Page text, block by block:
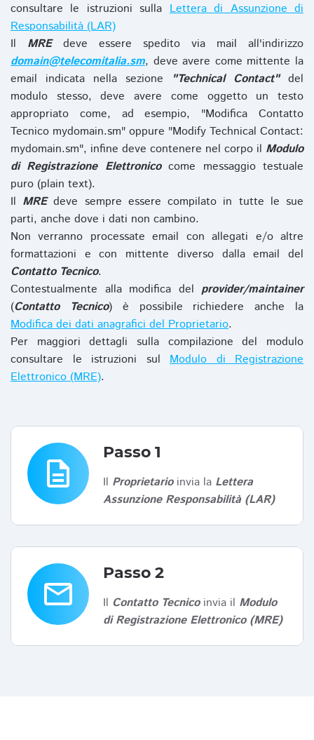
consultare le istruzioni sullaLettera di Assunzione di
Responsabilità (LAR)
Il MREdeve essere spedito via mail all'indirizzo
domain@telecomitalia.sm, deve avere come mittente la
email indicata nella sezione
"Technical Contact"del
modulo stesso, deve avere come oggetto un testo
appropriato come, ad esempio, "Modifica Contatto
Tecnico mydomain.sm" oppure "Modify Technical Contact:
mydomain.sm", infine deve contenere nel corpo il Modulo
di Registrazione Elettronicocome messaggio testuale
puro (plain text).
Il MREdeve sempre essere compilato in tutte le sue
parti, anche dove i dati non cambino.
Non verranno processate email con allegati e/o altre
formattazioni e con mittente diverso dalla email del
Contatto Tecnico.
Contestualmente alla modifica del provider/maintainer
(Contatto Tecnico) è possibile richiedere anche la
Modifica dei dati anagrafici del Proprietario.
Per maggiori dettagli sulla compilazione del modulo
consultare le istruzioni sul Modulo di Registrazione
Elettronico (MRE).
description
Passo 1
Il Proprietarioinvia la Lettera
Assunzione Responsabilità (LAR)
email
Passo 2
Il Contatto Tecnicoinvia il Modulo
di Registrazione Elettronico (MRE)